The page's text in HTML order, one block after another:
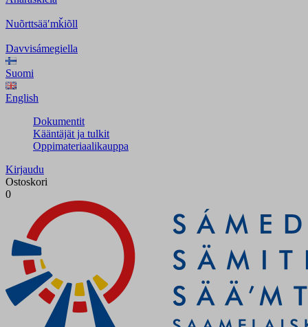
Nuõrttsääʹmǩiõll
Davvisámegiella
Suomi
English
Dokumentit
Kääntäjät ja tulkit
Oppimateriaalikauppa
Kirjaudu
Ostoskori
0